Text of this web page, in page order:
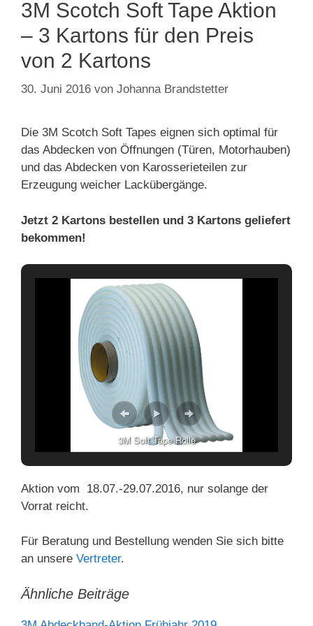
3M Scotch Soft Tape Aktion
– 3 Kartons für den Preis
von 2 Kartons
30. Juni 2016 von Johanna Brandstetter
Die 3M Scotch Soft Tapes eignen sich optimal für
das Abdecken von Öffnungen (Türen, Motorhauben)
und das Abdecken von Karosserieteilen zur
Erzeugung weicher Lackübergänge.
Jetzt 2 Kartons bestellen und 3 Kartons geliefert
bekommen!
3M Soft Tape Rolle
Aktion vom 18.07.-29.07.2016, nur solange der
Vorrat reicht.
Für Beratung und Bestellung wenden Sie sich bitte
an unsere Vertreter.
Ähnliche Beiträge